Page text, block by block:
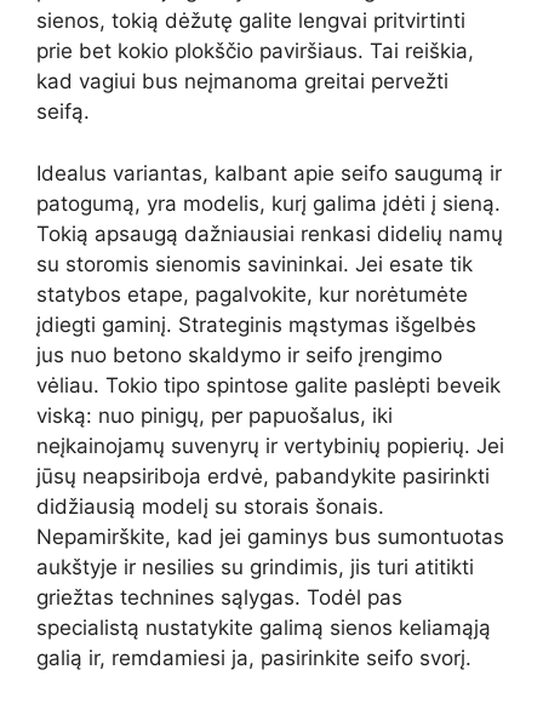
sienos, tokią dėžutę galite lengvai pritvirtinti
prie bet kokio plokščio paviršiaus. Tai reiškia,
kad vagiui bus neįmanoma greitai pervežti
seifą.
Idealus variantas, kalbant apie seifo saugumą ir
patogumą, yra modelis, kurį galima įdėti į sieną.
Tokią apsaugą dažniausiai renkasi didelių namų
su storomis sienomis savininkai. Jei esate tik
statybos etape, pagalvokite, kur norėtumėte
įdiegti gaminį. Strateginis mąstymas išgelbės
jus nuo betono skaldymo ir seifo įrengimo
vėliau. Tokio tipo spintose galite paslėpti beveik
viską: nuo pinigų, per papuošalus, iki
neįkainojamų suvenyrų ir vertybinių popierių. Jei
jūsų neapsiriboja erdvė, pabandykite pasirinkti
didžiausią modelį su storais šonais.
Nepamirškite, kad jei gaminys bus sumontuotas
aukštyje ir nesilies su grindimis, jis turi atitikti
griežtas technines sąlygas. Todėl pas
specialistą nustatykite galimą sienos keliamąją
galią ir, remdamiesi ja, pasirinkite seifo svorį.